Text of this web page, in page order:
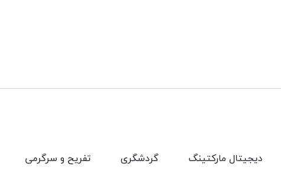
تفریح و سرگرمی گردشگری دیجیتال مارکتینگ